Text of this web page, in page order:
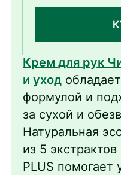
Крем для рук
и уход
формулой и
за сухой и
Натуральная
из 5
PLUS помогает